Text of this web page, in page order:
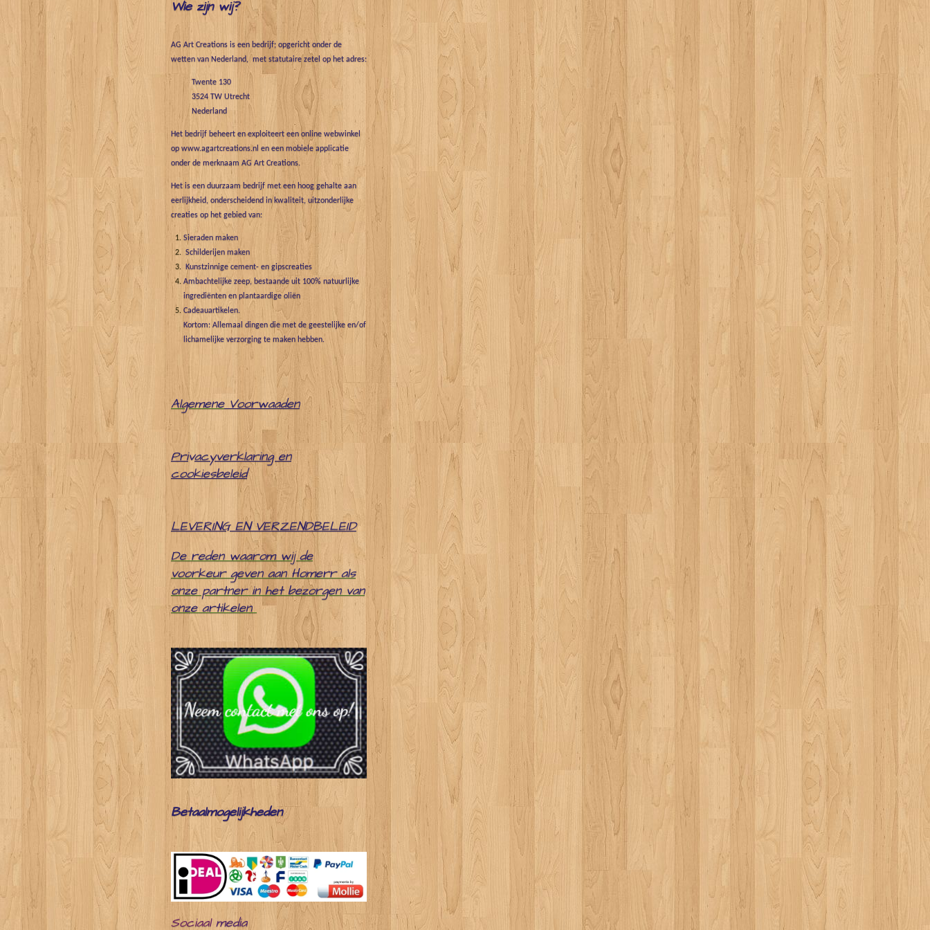
Wie zijn wij?
AG Art Creations is een bedrijf; opgericht onder de
wetten van Nederland, met statutaire zetel op het adres:
Twente 130
3524 TW Utrecht
Nederland
Het bedrijf beheert en exploiteert een online webwinkel
op www.agartcreations.nl en een mobiele applicatie
onder de merknaam AG Art Creations.
Het is een duurzaam bedrijf met een hoog gehalte aan
eerlijkheid, onderscheidend in kwaliteit, uitzonderlijke
creaties op het gebied van:
Sieraden maken
Schilderijen maken
Kunstzinnige cement- en gipscreaties
Ambachtelijke zeep, bestaande uit 100% natuurlijke
ingrediënten en plantaardige oliën
Cadeauartikelen.
Kortom: Allemaal dingen die met de geestelijke en/of
lichamelijke verzorging te maken hebben.
Algemene Voorwaaden
Privacyverklaring en
cookiesbeleid
LEVERING EN VERZENDBELEID
De reden waarom wij de
voorkeur geven aan Homerr als
onze partner in het bezorgen van
onze artikelen
Betaalmogelijkheden
Sociaal media